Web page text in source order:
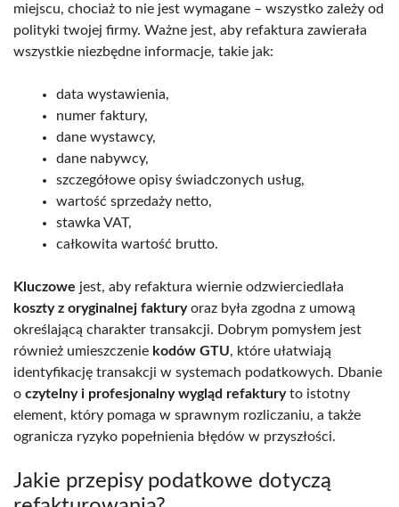
miejscu, chociaż to nie jest wymagane – wszystko zależy od
polityki twojej firmy. Ważne jest, aby refaktura zawierała
wszystkie niezbędne informacje, takie jak:
data wystawienia,
numer faktury,
dane wystawcy,
dane nabywcy,
szczegółowe opisy świadczonych usług,
wartość sprzedaży netto,
stawka VAT,
całkowita wartość brutto.
Kluczowe jest, aby refaktura wiernie odzwierciedlała
koszty z oryginalnej fakturyoraz była zgodna z umową
określającą charakter transakcji. Dobrym pomysłem jest
również umieszczenie kodów GTU, które ułatwiają
identyfikację transakcji w systemach podatkowych. Dbanie
o czytelny i profesjonalny wygląd refakturyto istotny
element, który pomaga w sprawnym rozliczaniu, a także
ogranicza ryzyko popełnienia błędów w przyszłości.
Jakie przepisy podatkowe dotyczą